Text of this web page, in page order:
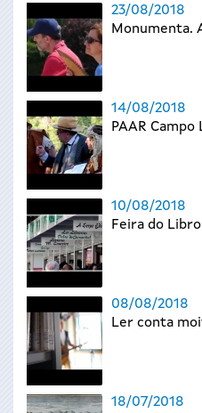
23/08/2018
Monumenta.
14/08/2018
PAAR Campo
10/08/2018
Feira do
08/08/2018
Ler conta
18/07/2018